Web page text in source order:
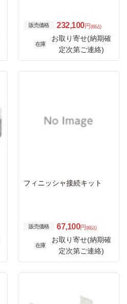
販売価格 232,100円 (税込)
在庫
お取り寄せ(納期確
定次第ご連絡)
フィニッシャ接続キット
販売価格 67,100円 (税込)
在庫
お取り寄せ(納期確
定次第ご連絡)